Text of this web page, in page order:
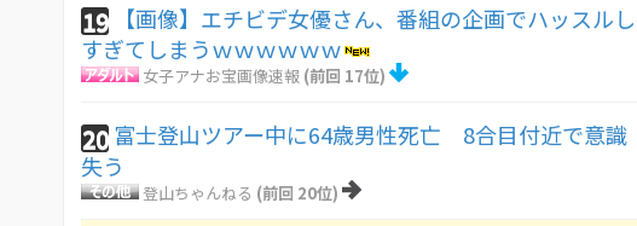
19
【画像】エチビデ女優さん、番組の企画でハッスルし
すぎてしまうｗｗｗｗｗｗ
女子アナお宝画像速報 (前回 17位)
20 富士登山ツアー中に64歳男性死亡 8合目付近で意識
失う
登山ちゃんねる (前回 20位)